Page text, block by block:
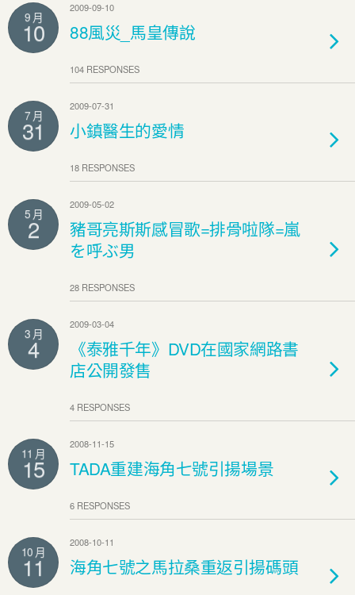
9 月
10
2009-09-10
88風災_馬皇傳說
104 RESPONSES
7 月
31
2009-07-31
小鎮醫生的愛情
18 RESPONSES
5 月
2
2009-05-02
豬哥亮斯斯感冒歌=排骨啦隊=嵐
を呼ぶ男
28 RESPONSES
3 月
4
2009-03-04
《泰雅千年》DVD在國家網路書
店公開發售
4 RESPONSES
11 月
15
2008-11-15
TADA重建海角七號引揚場景
6 RESPONSES
10 月
11
2008-10-11
海角七號之馬拉桑重返引揚碼頭